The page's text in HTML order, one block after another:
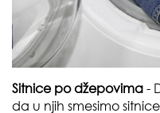
Sitnice po džepovima -
da u njih smesimo